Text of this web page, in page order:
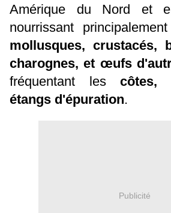
Amérique du Nord et
nourrissant
mollusques, crustacés,
charognes, et œufs
fréquentant les côtes,
étangs d'épuration.
Publicité